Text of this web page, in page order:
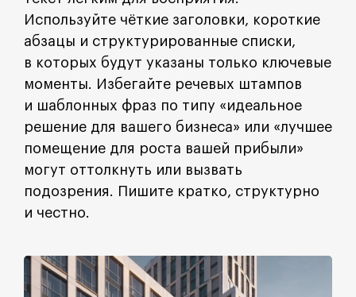
Используйте чёткие заголовки, короткие
абзацы и структурированные списки,
в которых будут указаны только ключевые
моменты. Избегайте речевых штампов
и шаблонных фраз по типу «идеальное
решение для вашего бизнеса» или «лучшее
помещение для роста вашей прибыли»
могут оттолкнуть или вызвать
подозрения. Пишите кратко, структурно
и честно.